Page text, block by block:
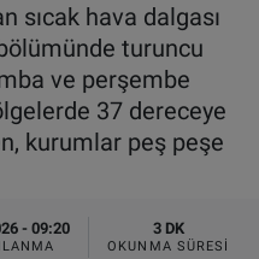
sıcak hava dalgası
turuncu
ve perşembe
37 dereceye
kurumlar peş peşe
- 09:20 3 DK
OKUNMA SÜRESI